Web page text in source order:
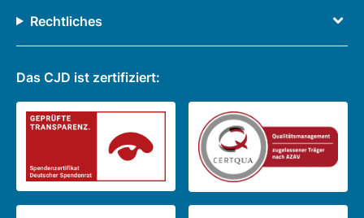
Rechtliches
Das CJD ist zertifiziert: